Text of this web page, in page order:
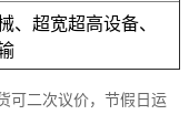
、超宽超高设备、
可二次议价，节假日运